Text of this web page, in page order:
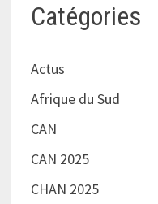
Catégories
Actus
Afrique du Sud
CAN
CAN 2025
CHAN 2025